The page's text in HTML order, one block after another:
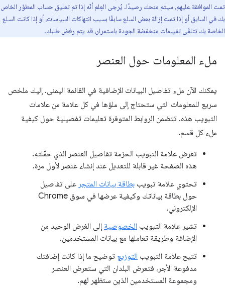
تمت الموافقة عليهم، سيتم منحك رصيدًا. يُرجى العِلم أنّه إذا تم تعليق حساب المطوّر الخاص
بك في السابق أو إذا تمت إزالة بعض السلع سابقًا بسبب انتهاكات السياسات، أو إذا كانت السلع
الخاصة بك تتلقّى تقييمات منخفضة الجودة باستمرار، قد يتم رفض طلبك.
ملء المعلومات حول العنصر
يمكنك الآن ملء تفاصيل البيانات الإضافية في القائمة اليمنى. إليك ملخص
سريع للمعلومات التي ستحتاج إلى ملؤها في كل علامة من علامات
التبويب هذه. تتضمن الروابط المتوفرة تعليمات تفصيلية حول كيفية
ملء كل قسم.
تعرض علامة التبويب الحزمة تفاصيل العنصر الذي حمّلته.
هذه الصفحة غير قابلة للتعديل عند إنشاء عنصر لأول مرة.
تحتوي علامة تبويب بطاقة بيانات المتجر على تفاصيل
حول بطاقة بياناتك وكيفية عرضها في سوق Chrome
الإلكتروني.
تشير علامة التبويب الخصوصية إلى الغرض الوحيد من
الإضافة وطريقة تعاملها مع بيانات المستخدمين.
تتيح علامة التبويب التوزيع توضيح ما إذا كانت إضافتك
مدفوعة الأجر، فتعرض البلدان التي ستعرض العنصر
ومجموعة المستخدمين الذين ستظهر لهم.